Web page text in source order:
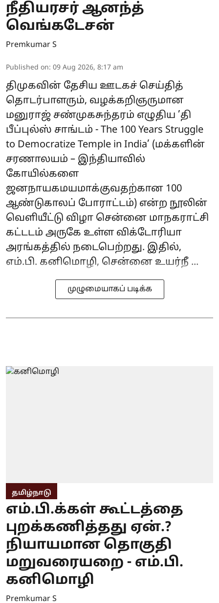
நீதியரசர் ஆனந்த்
வெங்கடேசன்
Premkumar S
Published on: 09 Aug 2026, 8:17 am
திமுகவின் தேசிய ஊடகச் செய்தித்
தொடர்பாளரும், வழக்கறிஞருமான
மனுராஜ் சண்முகசுந்தரம் எழுதிய ’தி
பீப்புல்ஸ் சாங்டம் - The 100 Years Struggle
to Democratize Temple in India’ (மக்களின்
சரணாலயம் – இந்தியாவில்
கோயில்களை
ஜனநாயகமயமாக்குவதற்கான 100
ஆண்டுகாலப் போராட்டம்) என்ற நூலின்
வெளியீட்டு விழா சென்னை மாநகராட்சி
கட்டடம் அருகே உள்ள விக்டோரியா
அரங்கத்தில் நடைபெற்றது. இதில்,
எம்.பி. கனிமொழி, சென்னை உயர்நீ ...
முழுமையாகப் படிக்க
தமிழ்நாடு
எம்.பி.க்கள் கூட்டத்தை
புறக்கணித்தது ஏன்.?
நியாயமான தொகுதி
மறுவரையறை - எம்.பி.
கனிமொழி
Premkumar S